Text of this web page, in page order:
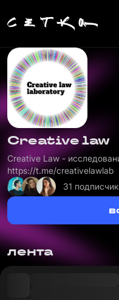
Creative law
Creative Law -
https://t.me/creativelawlab
31 подписчик
лента